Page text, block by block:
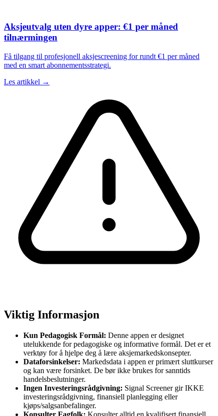
Aksjeutvalg uten dyre apper: €1 per måned
tilnærmingen
Få tilgang til profesjonell aksjescreening for rundt €1 per måned
med en smart abonnementsstrategi.
Les artikkel →
Viktig Informasjon
Kun Pedagogisk Formål: Denne appen er designet
utelukkende for pedagogiske og informative formål. Det er et
verktøy for å hjelpe deg å lære aksjemarkedskonsepter.
Dataforsinkelser: Markedsdata i appen er primært sluttkurser
og kan være forsinket. De bør ikke brukes for sanntids
handelsbeslutninger.
Ingen Investeringsrådgivning: Signal Screener gir IKKE
investeringsrådgivning, finansiell planlegging eller
kjøps/salgsanbefalinger.